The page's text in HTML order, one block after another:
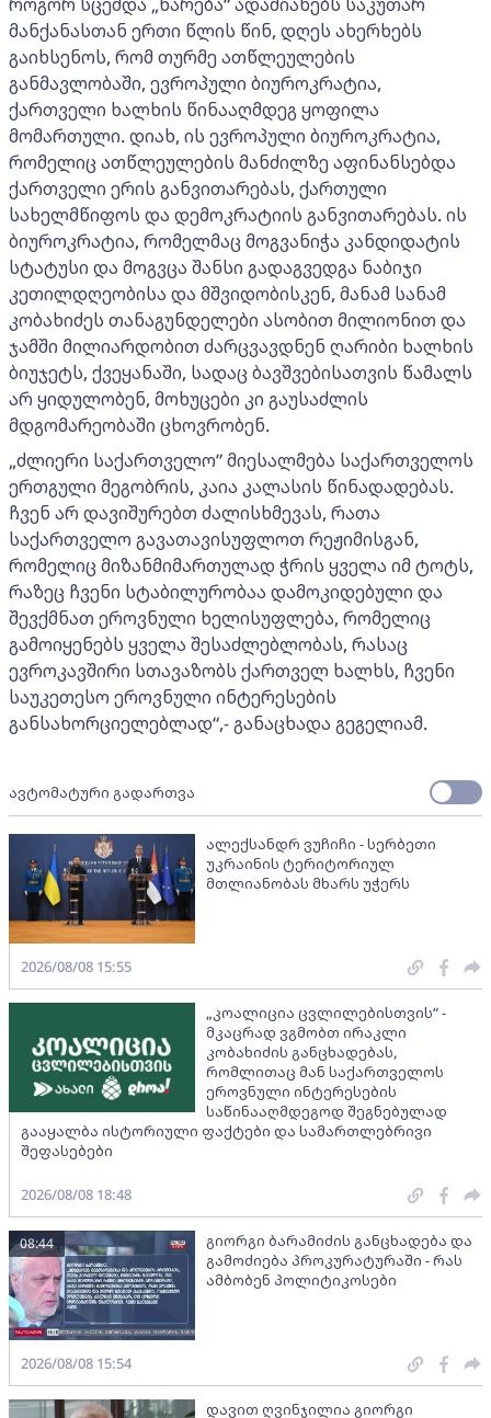
მანქანასთან ერთი წლის წინ, დღეს ახერხებს
გაიხსენოს, რომ თურმე ათწლეულების
განმავლობაში, ევროპული ბიუროკრატია,
ქართველი ხალხის წინააღმდეგ ყოფილა
მომართული. დიახ, ის ევროპული ბიუროკრატია,
რომელიც ათწლეულების მანძილზე აფინანსებდა
ქართველი ერის განვითარებას, ქართული
სახელმწიფოს და დემოკრატიის განვითარებას. ის
ბიუროკრატია, რომელმაც მოგვანიჭა კანდიდატის
სტატუსი და მოგვცა შანსი გადაგვედგა ნაბიჯი
კეთილდღეობისა და მშვიდობისკენ, მანამ სანამ
კობახიძეს თანაგუნდელები ასობით მილიონით და
ჯამში მილიარდობით ძარცვავდნენ ღარიბი ხალხის
ბიუჯეტს, ქვეყანაში, სადაც ბავშვებისათვის წამალს
არ ყიდულობენ, მოხუცები კი გაუსაძლის
მდგომარეობაში ცხოვრობენ.
„ძლიერი საქართველო” მიესალმება საქართველოს
ერთგული მეგობრის, კაია კალასის წინადადებას.
ჩვენ არ დავიშურებთ ძალისხმევას, რათა
საქართველო გავათავისუფლოთ რეჟიმისგან,
რომელიც მიზანმიმართულად ჭრის ყველა იმ ტოტს,
რაზეც ჩვენი სტაბილურობაა დამოკიდებული და
შევქმნათ ეროვნული ხელისუფლება, რომელიც
გამოიყენებს ყველა შესაძლებლობას, რასაც
ევროკავშირი სთავაზობს ქართველ ხალხს, ჩვენი
საუკეთესო ეროვნული ინტერესების
განსახორციელებლად“,- განაცხადა გეგელიამ.
ავტომატური გადართვა
ალექსანდრ ვუჩიჩი - სერბეთი
უკრაინის ტერიტორიულ
მთლიანობას მხარს უჭერს
2026/08/08 15:55
„კოალიცია ცვლილებისთვის“ -
მკაცრად ვგმობთ ირაკლი
კობახიძის განცხადებას,
რომლითაც მან საქართველოს
ეროვნული ინტერესების
საწინააღმდეგოდ შეგნებულად
გააყალბა ისტორიული ფაქტები და სამართლებრივი
შეფასებები
2026/08/08 18:48
გიორგი ბარამიძის განცხადება და
გამოძიება პროკურატურაში - რას
ამბობენ პოლიტიკოსები
08:44
2026/08/08 15:54
დავით ღვინჯილია გიორგი